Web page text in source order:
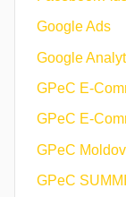
Google Ads
Google
GPeC E-
GPeC E-
GPeC
GPeC